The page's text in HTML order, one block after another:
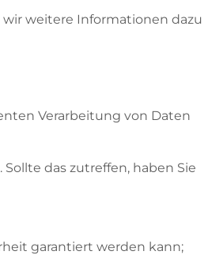
weitere Informationen dazu
Verarbeitung von Daten
das zutreffen, haben Sie
garantiert werden kann;